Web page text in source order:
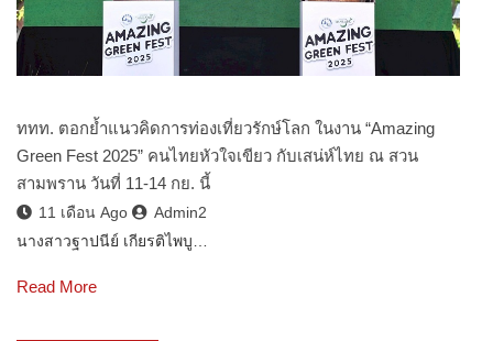
ททท. ตอกย้ำแนวคิดการท่องเที่ยวรักษ์โลก ในงาน “Amazing
Green Fest 2025” คนไทยหัวใจเขียว กับเสน่ห์ไทย ณ สวน
สามพราน วันที่ 11-14 กย. นี้
11 เดือน Ago
Admin2
นางสาวฐาปนีย์ เกียรติไพบู…
Read More